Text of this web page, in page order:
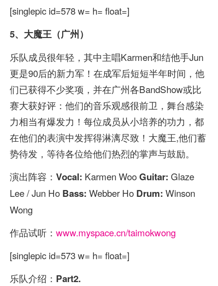
[singlepic id=578 w= h= float=]
5、大魔王（广州）
乐队成员很年轻，其中主唱Karmen和结他手Jun
更是90后的新力军！在成军后短短半年时间，他
们已获得不少奖项，并在广州各BandShow或比
赛大获好评：他们的音乐观感很前卫，舞台感染
力相当有爆发力！每位成员从小培养的功力，都
在他们的表演中发挥得淋漓尽致！大魔王,他们蓄
势待发，等待各位给他们热烈的掌声与鼓励。
演出阵容： Vocal: Karmen WooGuitar: Glaze
Lee / Jun Ho Bass: Webber Ho Drum: Winson
Wong
作品试听： www.myspace.cn/taimokwong
[singlepic id=573 w= h= float=]
乐队介绍： Part2.